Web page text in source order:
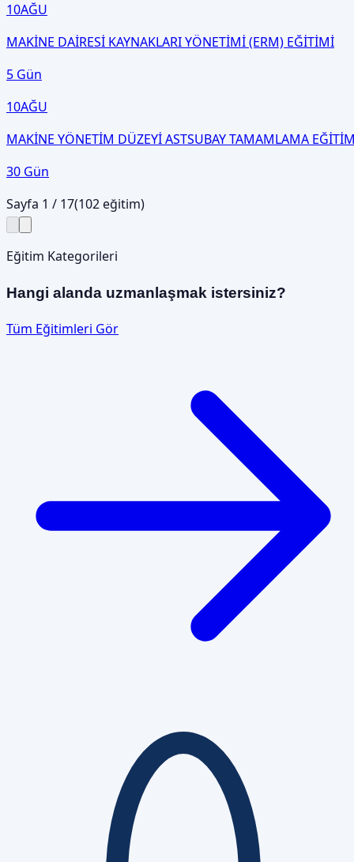
10AĞU
MAKİNE DAİRESİ KAYNAKLARI YÖNETİMİ (ERM) EĞİTİMİ
5 Gün
10AĞU
MAKİNE YÖNETİM DÜZEYİ ASTSUBAY TAMAMLAMA
30 Gün
Sayfa 1 / 17(102eğitim)
Eğitim Kategorileri
Hangi alanda uzmanlaşmak istersiniz?
Tüm Eğitimleri Gör